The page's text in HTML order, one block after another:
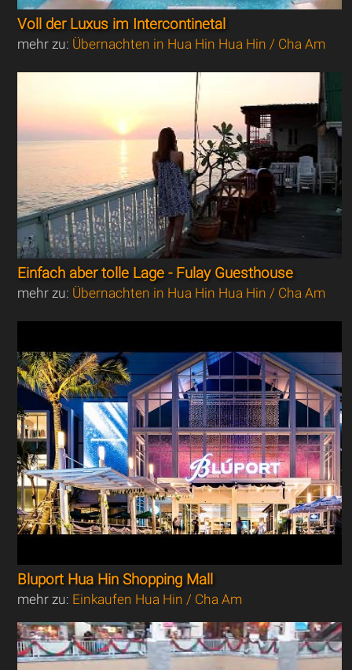
Voll der Luxus im Intercontinetal
mehr zu: Übernachten in Hua Hin Hua Hin / Cha Am
Einfach aber tolle Lage - Fulay Guesthouse
mehr zu: Übernachten in Hua Hin Hua Hin / Cha Am
Bluport Hua Hin Shopping Mall
mehr zu: Einkaufen Hua Hin / Cha Am